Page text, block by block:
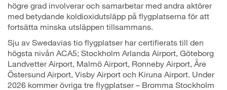
högre grad involverar och samarbetar med andra aktörer
med betydande koldioxidutsläpp på flygplatserna för att
fortsätta minska utsläppen tillsammans.
Sju av Swedavias tio flygplatser har certifierats till den
högsta nivån ACA5; Stockholm Arlanda Airport, Göteborg
Landvetter Airport, Malmö Airport, Ronneby Airport, Åre
Östersund Airport, Visby Airport och Kiruna Airport. Under
2026 kommer övriga tre flygplatser – Bromma Stockholm